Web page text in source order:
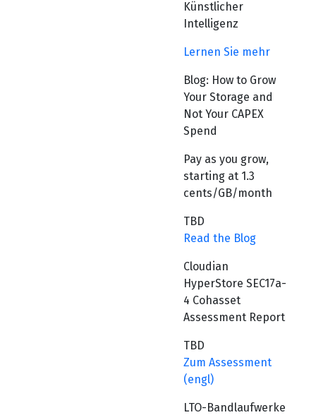
Künstlicher
Intelligenz
Lernen Sie mehr
Blog: How to Grow
Your Storage and
Not Your CAPEX
Spend
Pay as you grow,
starting at 1.3
cents/GB/month
TBD
Read the Blog
Cloudian
HyperStore SEC17a-
4 Cohasset
Assessment Report
TBD
Zum Assessment
(engl)
LTO-Bandlaufwerke